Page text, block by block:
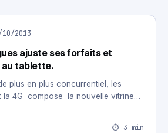
10/2013
ajuste ses forfaits et
au tablette.
plus en plus concurrentiel, les
la 4G compose la nouvelle vitrine…
⏱ 3 min